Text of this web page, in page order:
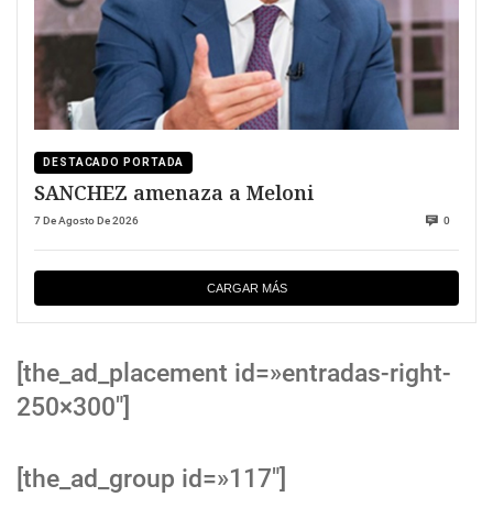
DESTACADO PORTADA
SANCHEZ amenaza a Meloni
7 De Agosto De 2026 0
CARGAR MÁS
[the_ad_placement id=»entradas-right-
250×300″]
[the_ad_group id=»117″]